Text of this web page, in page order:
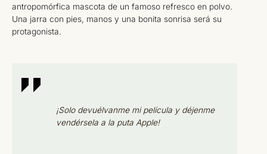
antropomórfica mascota de un famoso refresco en polvo.
Una jarra con pies, manos y una bonita sonrisa será su
protagonista.
¡Solo devuélvanme mi película y déjenme
vendérsela a la puta Apple!